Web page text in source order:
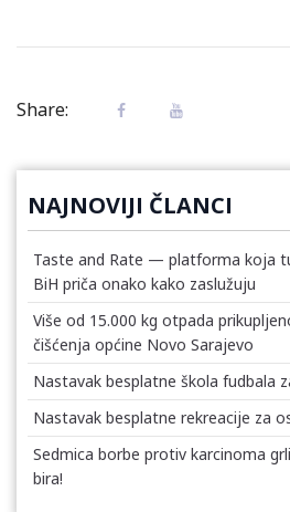
Share:
NAJNOVIJI ČLANCI
Taste and Rate — platforma koja
BiH priča onako kako zaslužuju
Više od 15.000 kg otpada
čišćenja općine Novo Sarajevo
Nastavak besplatne škola fudbala
Nastavak besplatne rekreacije za
Sedmica borbe protiv karcinoma
bira!